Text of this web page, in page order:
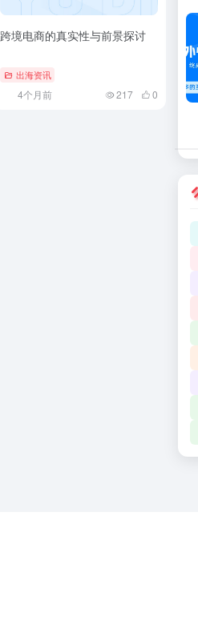
跨境电商的真实性与前景探讨
出海资讯
4个月前 217 0